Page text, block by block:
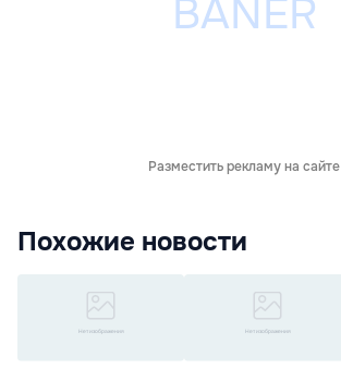
Разместить рекламу на сайте
Похожие новости